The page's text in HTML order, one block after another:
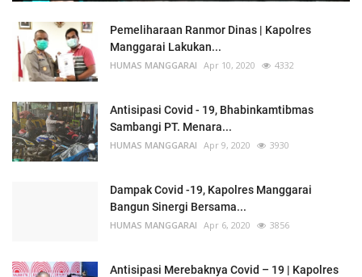
Pemeliharaan Ranmor Dinas | Kapolres
Manggarai Lakukan...
HUMAS MANGGARAI Apr 10, 2020 4332
Antisipasi Covid - 19, Bhabinkamtibmas
Sambangi PT. Menara...
HUMAS MANGGARAI Apr 9, 2020 3930
Dampak Covid -19, Kapolres Manggarai
Bangun Sinergi Bersama...
HUMAS MANGGARAI Apr 6, 2020 3856
Antisipasi Merebaknya Covid – 19 | Kapolres